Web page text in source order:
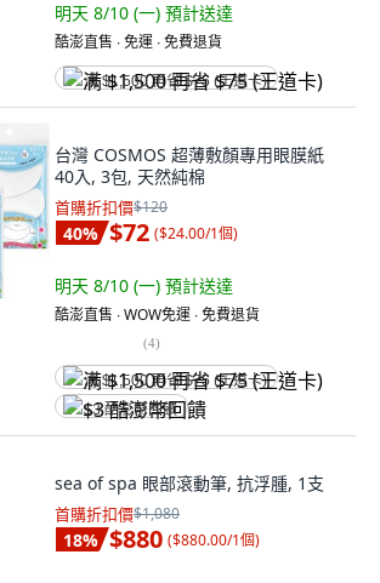
明天 8/10 (一) 預計送達
酷澎直售 ∙ 免運 ∙ 免費退貨
满 $1,500 再省 $75 (王道卡)
台灣 COSMOS 超薄敷顏專用眼膜紙
40入, 3包, 天然純棉
首購折扣價$120
40% $72 ($24.00/1個)
明天 8/10 (一) 預計送達
酷澎直售 ∙ WOW免運 ∙ 免費退貨
(4)
满 $1,500 再省 $75 (王道卡)
$3 酷澎幣回饋
sea of spa 眼部滾動筆, 抗浮腫, 1支
首購折扣價$1,080
18% $880 ($880.00/1個)